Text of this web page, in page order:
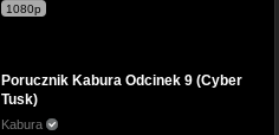
1080p
Porucznik Kabura Odcinek 9 (Cyber
Tusk)
Kabura